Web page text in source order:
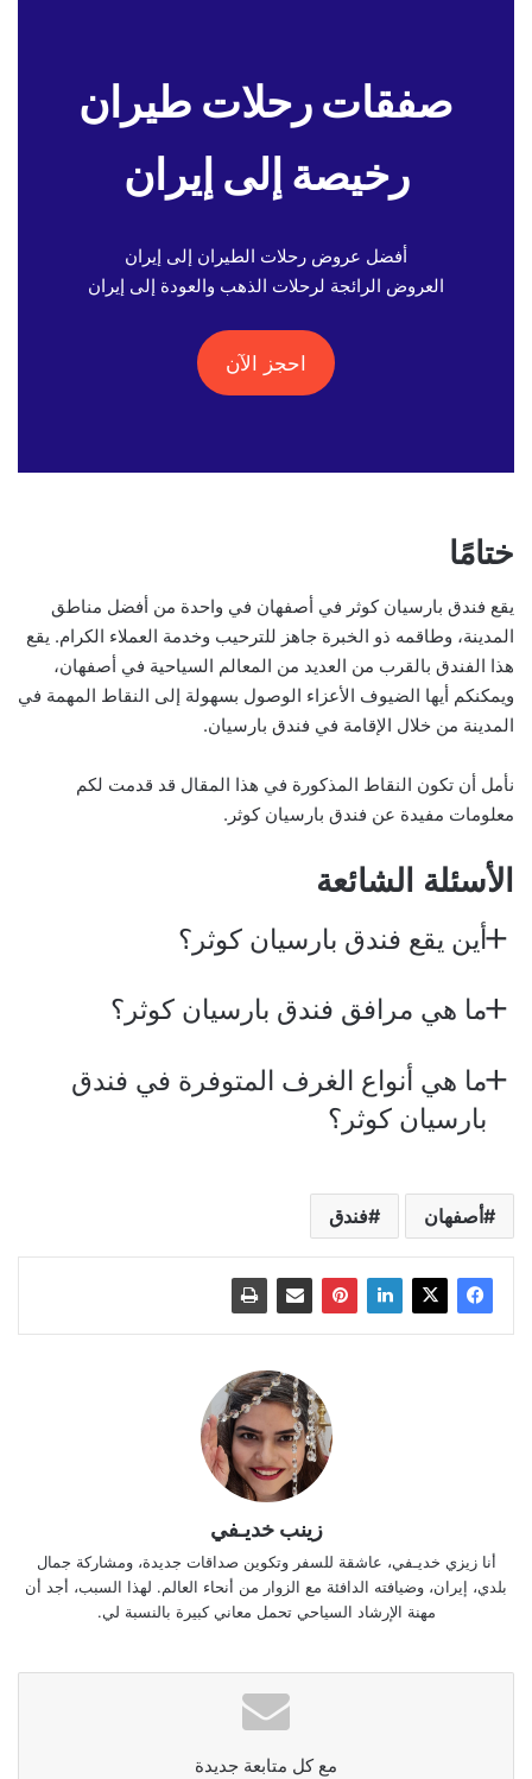
صفقات رحلات طيران
رخيصة إلى إيران
أفضل عروض رحلات الطيران إلى إيران
العروض الرائجة لرحلات الذهب والعودة إلى إيران
احجز الآن
ختامًا
يقع فندق بارسيان كوثر في أصفهان في واحدة من أفضل مناطق
المدينة، وطاقمه ذو الخبرة جاهز للترحيب وخدمة العملاء الكرام. يقع
هذا الفندق بالقرب من العديد من المعالم السياحية في أصفهان،
ويمكنكم أيها الضيوف الأعزاء الوصول بسهولة إلى النقاط المهمة في
المدينة من خلال الإقامة في فندق بارسيان.
نأمل أن تكون النقاط المذكورة في هذا المقال قد قدمت لكم
معلومات مفيدة عن فندق بارسيان كوثر.
الأسئلة الشائعة
أين يقع فندق بارسيان كوثر؟
ما هي مرافق فندق بارسيان كوثر؟
ما هي أنواع الغرف المتوفرة في فندق
بارسيان كوثر؟
أصفهان فندق
زينب خديـفي
أنا زيزي خديـفي، عاشقة للسفر وتكوين صداقات جديدة، ومشاركة جمال
بلدي، إيران، وضيافته الدافئة مع الزوار من أنحاء العالم. لهذا السبب، أجد أن
مهنة الإرشاد السياحي تحمل معاني كبيرة بالنسبة لي.
مع كل متابعة جديدة